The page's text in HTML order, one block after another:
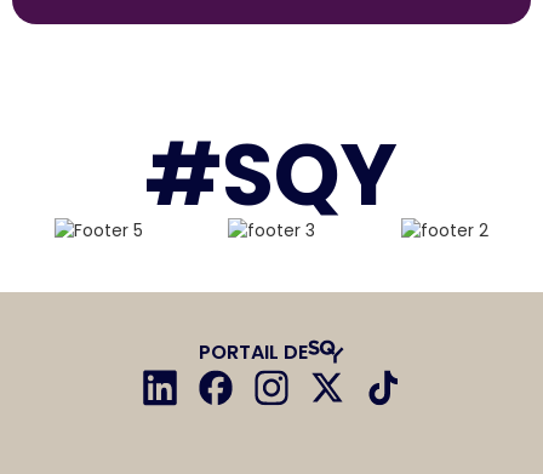
#SQY
PORTAIL DE